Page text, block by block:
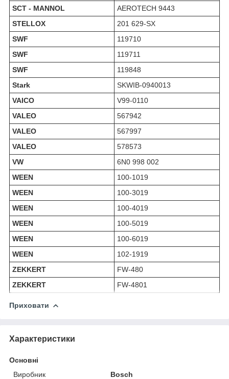
SCT - MANNOL
AEROTECH 9443
STELLOX
201 629-SX
SWF
119710
SWF
119711
SWF
119848
Stark
SKWIB-0940013
VAICO
V99-0110
VALEO
567942
VALEO
567997
VALEO
578573
VW
6N0 998 002
WEEN
100-1019
WEEN
100-3019
WEEN
100-4019
WEEN
100-5019
WEEN
100-6019
WEEN
102-1919
ZEKKERT
FW-480
ZEKKERT
FW-4801
Приховати
Характеристики
Основні
Виробник
Bosch